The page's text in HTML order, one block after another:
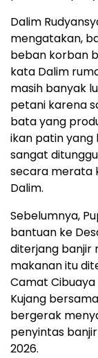
Dalim
mengatakan,
beban korban
kata Dalim
masih banyak
petani karena
bata yang
ikan patin yang
sangat
secara merata
Dalim.
Sebelumnya,
bantuan ke
diterjang banjir
makanan itu
Camat Cibuaya
Kujang
bergerak
penyintas banjir
2026.